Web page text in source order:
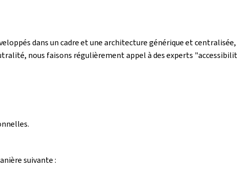
dans un cadre et une architecture générique et
nous faisons régulièrement appel à des experts
suivante :